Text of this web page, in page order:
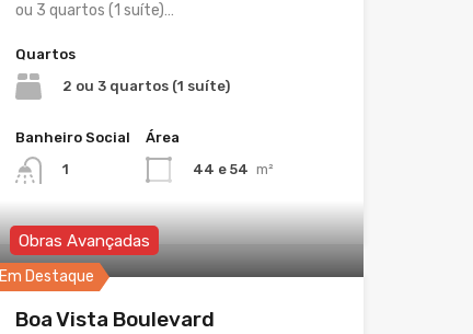
ou 3 quartos (1 suíte)…
Quartos
2 ou 3 quartos (1 suíte)
Banheiro Social
1
Área
44 e 54 m²
Em Destaque
Obras Avançadas
Boa Vista Boulevard